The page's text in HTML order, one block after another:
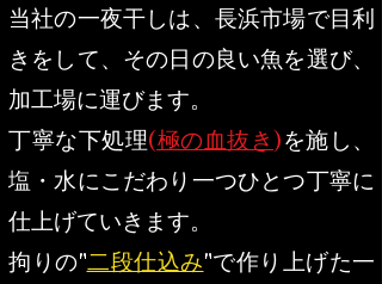
当社の一夜干しは、長浜市場で目利
きをして、その日の良い魚を選び、
加工場に運びます。
丁寧な下処理(極の血抜き)を施し、
塩・水にこだわり一つひとつ丁寧に
仕上げていきます。
拘りの"二段仕込み"で作り上げた一